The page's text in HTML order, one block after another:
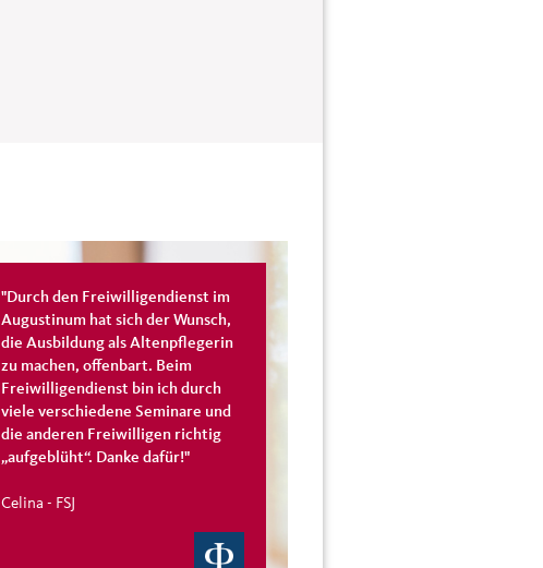
"Durch den Freiwilligendienst im
Augustinum hat sich der Wunsch,
die Ausbildung als Altenpflegerin
zu machen, offenbart. Beim
Freiwilligendienst bin ich durch
viele verschiedene Seminare und
die anderen Freiwilligen richtig
„aufgeblüht“. Danke dafür!"
Celina - FSJ